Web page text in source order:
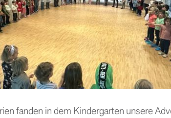
fanden in dem Kindergarten unsere